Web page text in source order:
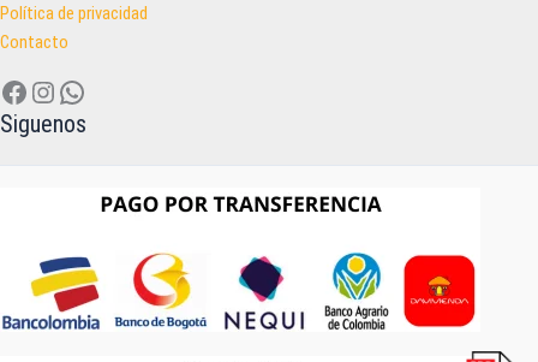
Política de privacidad
Contacto
Facebook
Instagram
WhatsApp
Siguenos